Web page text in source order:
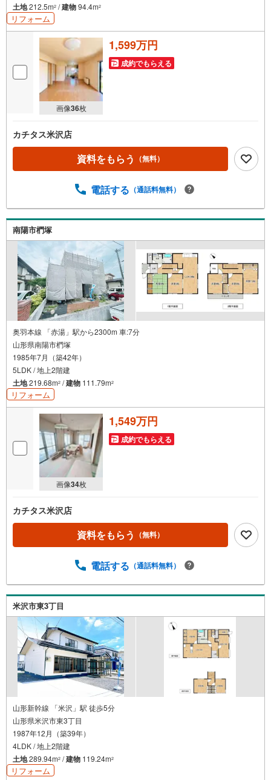
土地212.5m2 /建物94.4m2
リフォーム
画像36枚
1,599万円
成約でもらえる
カチタス米沢店
資料をもらう （無料）
電話する （通話料無料）
南陽市椚塚
奥羽本線 「赤湯」駅から2300m 車:7分
山形県南陽市椚塚
1985年7月（築42年）
5LDK / 地上2階建
土地219.68m2 /建物 111.79m2
リフォーム
画像34枚
1,549万円
成約でもらえる
カチタス米沢店
資料をもらう （無料）
電話する （通話料無料）
米沢市東3丁目
山形新幹線 「米沢」駅 徒歩5分
山形県米沢市東3丁目
1987年12月（築39年）
4LDK / 地上2階建
土地289.94m2 /建物 119.24m2
リフォーム